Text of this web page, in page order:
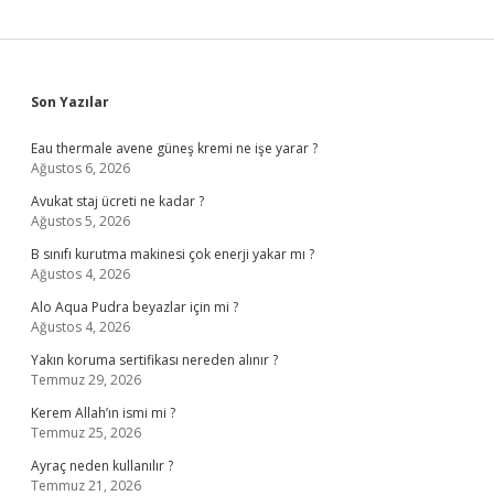
Sidebar
Son Yazılar
Eau thermale avene güneş kremi ne işe yarar ?
Ağustos 6, 2026
Avukat staj ücreti ne kadar ?
Ağustos 5, 2026
B sınıfı kurutma makinesi çok enerji yakar mı ?
Ağustos 4, 2026
Alo Aqua Pudra beyazlar için mi ?
Ağustos 4, 2026
Yakın koruma sertifikası nereden alınır ?
Temmuz 29, 2026
Kerem Allah’ın ismi mi ?
Temmuz 25, 2026
Ayraç neden kullanılır ?
Temmuz 21, 2026